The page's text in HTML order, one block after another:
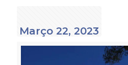
Março 22, 2023